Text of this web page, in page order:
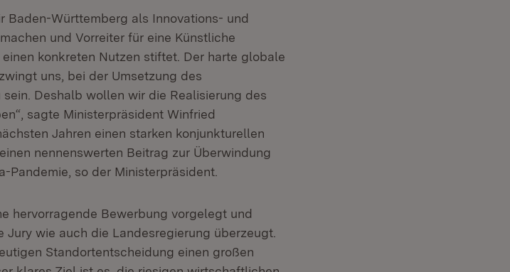
Baden-Württemberg als Innovations- und
und Vorreiter für eine Künstliche
konkreten Nutzen stiftet. Der harte globale
uns, bei der Umsetzung des
Deshalb wollen wir die Realisierung des
sagte Ministerpräsident Winfried
Jahren einen starken konjunkturellen
nennenswerten Beitrag zur Überwindung
so der Ministerpräsident.
hervorragende Bewerbung vorgelegt und
wie auch die Landesregierung überzeugt.
Standortentscheidung einen großen